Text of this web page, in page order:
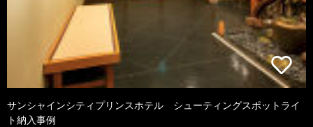
サンシャインシティプリンスホテル シューティングスポットライ
ト納入事例